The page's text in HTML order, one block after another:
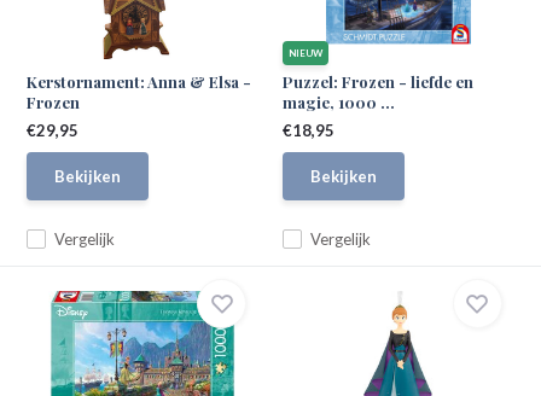
Kerstornament: Anna & Elsa -
Frozen
Vergelijk
€29,95
Bekijken
NIEUW
Puzzel: Frozen - liefde en
magie, 1000 ...
Vergelijk
€18,95
Bekijken